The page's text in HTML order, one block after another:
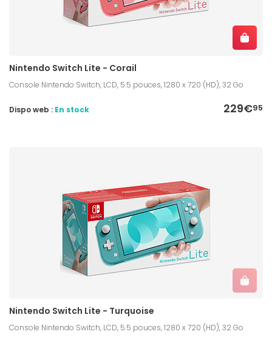
Nintendo Switch Lite - Corail
Console Nintendo Switch, LCD, 5.5 pouces, 1280 x 720 (HD), 32 Go
229€95
Dispo web : En stock
Nintendo Switch Lite - Turquoise
Console Nintendo Switch, LCD, 5.5 pouces, 1280 x 720 (HD), 32 Go